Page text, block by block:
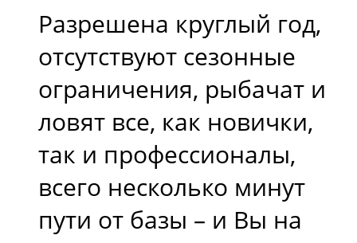
Разрешена круглый год,
отсутствуют сезонные
ограничения, рыбачат и
ловят все, как новички,
так и профессионалы,
всего несколько минут
пути от базы – и Вы на